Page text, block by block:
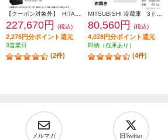
227,670円 (税込)
2,276円分ポイント還元
3営業日
(2件)
80,560円 (税込)
4,028円分ポイント還元
即納（在庫あり）
(4件)
メルマガ 旧Twitter